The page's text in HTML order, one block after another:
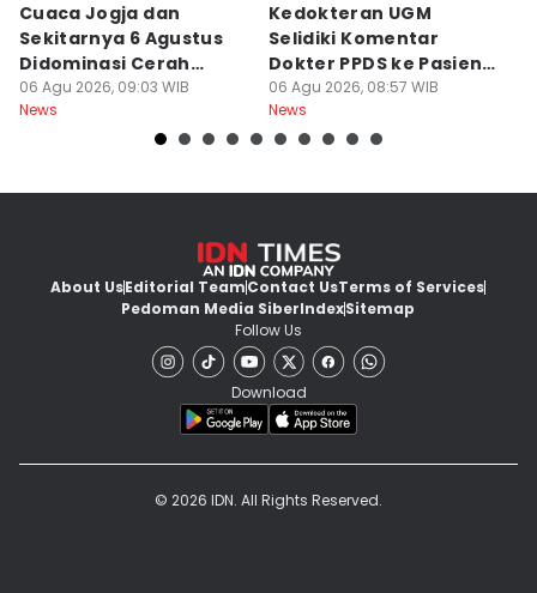
Cuaca Jogja dan
Sekitarnya 6 Agustus
Didominasi Cerah
Berawan
06 Agu 2026, 09:03 WIB
News
Kedokteran UGM
Selidiki Komentar
Dokter PPDS ke Pasien
BPJS di Medsos
06 Agu 2026, 08:57 WIB
News
About UsEditorial TeamContact UsTerms of Services
Pedoman Media SiberIndexSitemap
Follow Us
Download
© 2026 IDN. All Rights Reserved.